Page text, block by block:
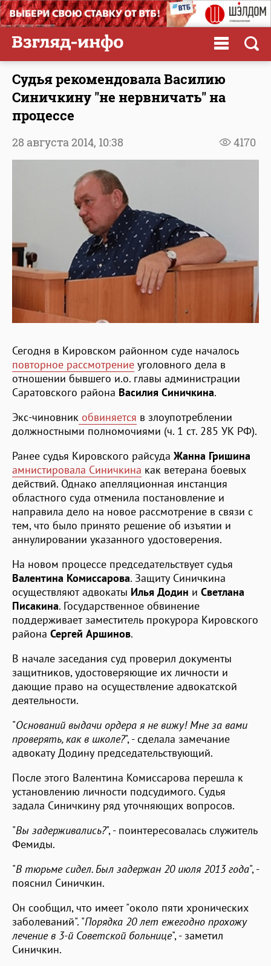
Судья рекомендовала Василию
Синичкину "не нервничать" на
процессе
4170
28 августа 2014, 10:38
Сегодня в Кировском районном суде началось
повторное рассмотрение уголовного дела в
отношении бывшего и.о. главы администрации
Саратовского района Василия Синичкина.
Экс-чиновник обвиняется в злоупотреблении
должностными полномочиями (ч. 1 ст. 285 УК РФ).
Ранее судья Кировского райсуда Жанна Гришина
амнистировала Синичкина как ветерана боевых
действий. Однако апелляционная инстанция
областного суда отменила постановление и
направила дело на новое рассмотрение в связи с
тем, что было принято решение об изъятии и
аннулировании указанного удостоверения.
На новом процессе председательствует судья
Валентина Комиссарова. Защиту Синичкина
осуществляют адвокаты Илья Додин и Светлана
Писакина. Государственное обвинение
поддерживает заместитель прокурора Кировского
района Сергей Аршинов.
В начале заседания суд проверил документы
защитников, удостоверяющие их личности и
дающие право на осуществление адвокатской
деятельности.
"Оснований выдачи ордера я не вижу! Мне за вами
проверять, как в школе?", - сделала замечание
адвокату Додину председательствующий.
После этого Валентина Комиссарова перешла к
установлению личности подсудимого. Судья
задала Синичкину ряд уточняющих вопросов.
"Вы задерживались?", - поинтересовалась служитель
Фемиды.
"В тюрьме сидел. Был задержан 20 июля 2013 года", -
пояснил Синичкин.
Он сообщил, что имеет "около пяти хронических
заболеваний". "Порядка 20 лет ежегодно прохожу
лечение в 3-й Советской больнице", - заметил
Синичкин.